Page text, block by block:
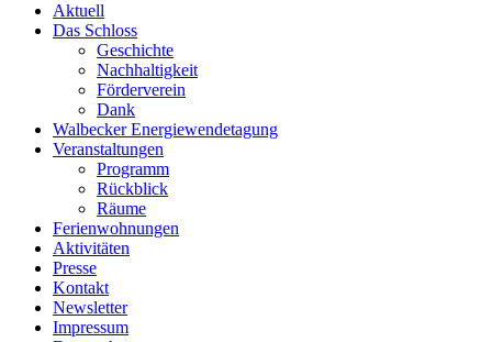
Aktuell
Das Schloss
Geschichte
Nachhaltigkeit
Förderverein
Dank
Walbecker Energiewendetagung
Veranstaltungen
Programm
Rückblick
Räume
Ferienwohnungen
Aktivitäten
Presse
Kontakt
Newsletter
Impressum